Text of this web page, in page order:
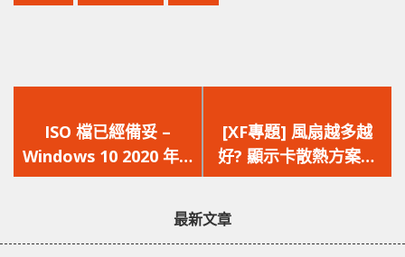
一
篇
文
ISO 檔已經備妥 –
Windows 10 2020 年 5
月更新推送在即
一
篇
文
[XF專題] 風扇越多越
好? 顯示卡散熱方案探
討
最新文章